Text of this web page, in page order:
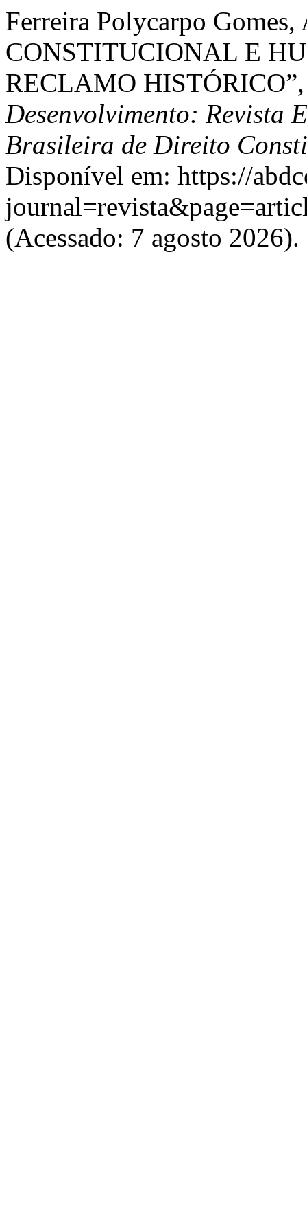
Ferreira Polycarpo
CONSTITUCIONAL E
RECLAMO
Desenvolvimento: Revista
Brasileira de Direito
Disponível em: https://
(Acessado: 7 agosto 2026).